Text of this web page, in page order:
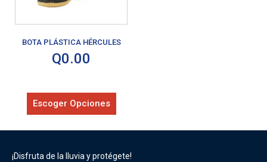
BOTA PLÁSTICA HÉRCULES
Q0.00
Escoger Opciones
¡Disfruta de la lluvia y protégete!